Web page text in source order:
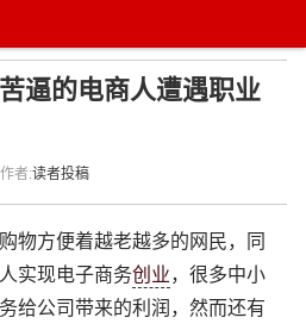
逼的电商人遭遇职业
| 作者:读者投稿
物方便着越老越多的网民，同
实现电子商务创业，很多中小
给公司带来的利润，然而还有